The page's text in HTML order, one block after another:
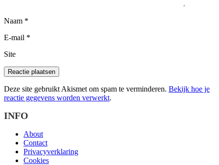
Naam *
E-mail *
Site
Deze site gebruikt Akismet om spam te verminderen. Bekijk hoe je
reactie gegevens worden verwerkt.
INFO
About
Contact
Privacyverklaring
Cookies